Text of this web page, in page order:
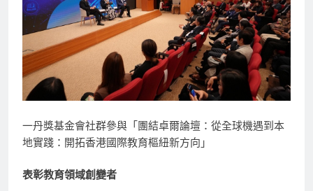
一丹獎基金會社群參與「團結卓爾論壇：從全球機遇到本
地實踐：開拓香港國際教育樞紐新方向」
表彰教育領域創變者